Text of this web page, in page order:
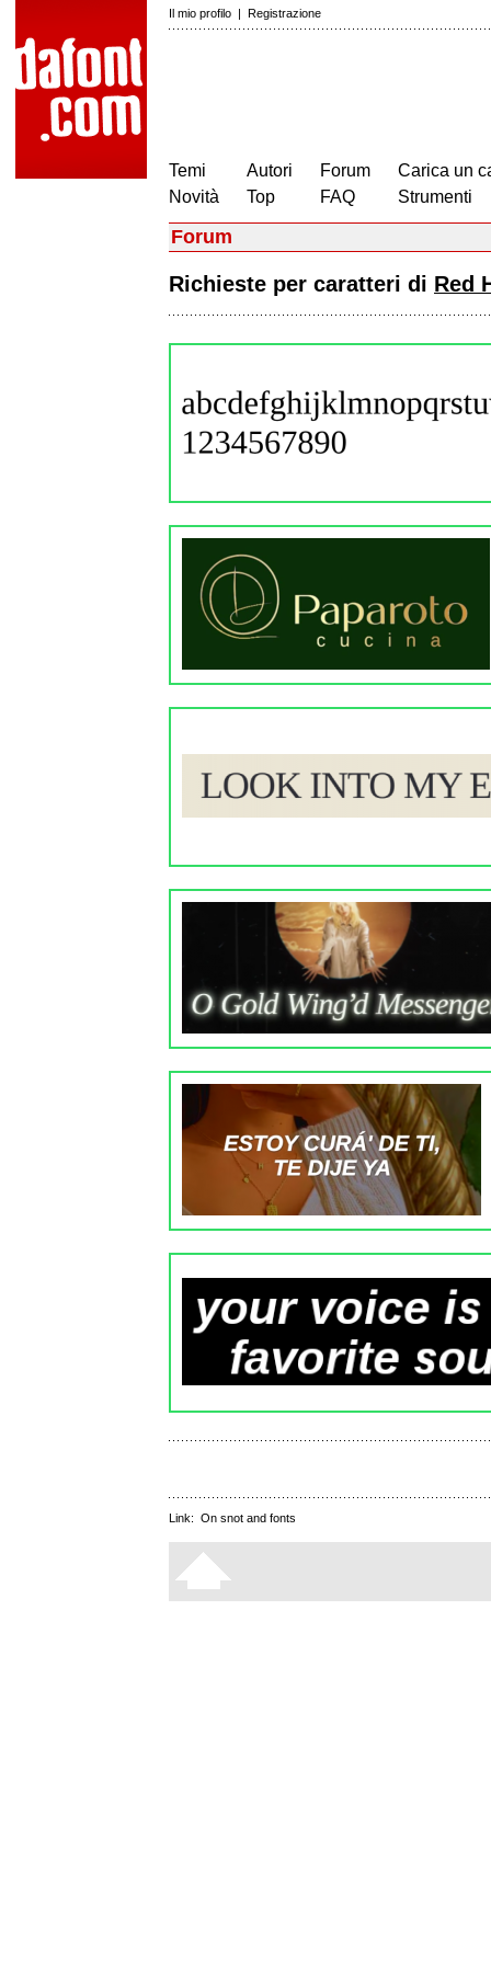
Il mio profilo | Registrazione
Temi
Novità
Autori
Top
Forum
FAQ
Carica un
Strumenti
Forum
Richieste per caratteri di Red
Link: On snot and fonts